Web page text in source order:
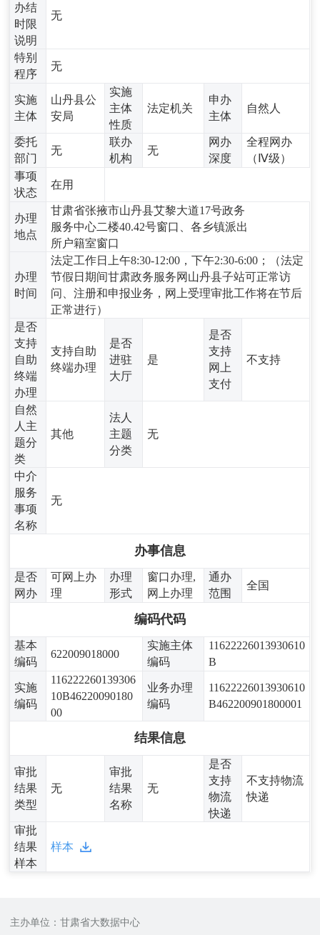
办结
时限
说明
无
特别
程序
无
实施
主体
山丹县公
安局
实施
主体
性质
法定机关
申办
主体
自然人
委托
部门
无
联办
机构
无
网办
深度
全程网办
（Ⅳ级）
事项
状态
在用
办理
地点
甘肃省张掖市山丹县艾黎大道17号政务
服务中心二楼40.42号窗口、各乡镇派出
所户籍室窗口
办理
时间
法定工作日上午8:30-12:00，下午2:30-6:00；（法定
节假日期间甘肃政务服务网山丹县子站可正常访
问、注册和申报业务，网上受理审批工作将在节后
正常进行）
是否
支持
自助
终端
办理
支持自助
终端办理
是否
进驻
大厅
是
是否
支持
网上
支付
不支持
自然
人主
题分
类
其他
法人
主题
分类
无
中介
服务
事项
名称
无
办事信息
是否
网办
可网上办
理
办理
形式
窗口办理,
网上办理
通办
范围
全国
编码代码
基本
编码
622009018000
实施主体
编码
11622226013930610
B
实施
编码
116222260139306
10B46220090180
00
业务办理
编码
11622226013930610
B462200901800001
结果信息
审批
结果
类型
无
审批
结果
名称
无
是否
支持
物流
快递
不支持物流
快递
审批
结果
样本
样本
主办单位：甘肃省大数据中心